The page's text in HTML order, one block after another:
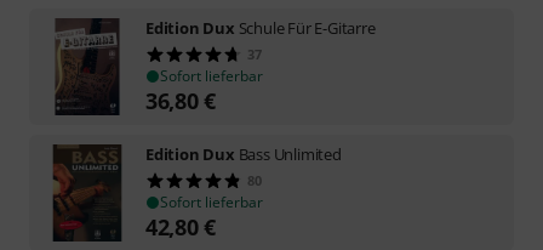
Edition Dux Schule Für E-Gitarre
37
Sofort lieferbar
36,80€
Edition Dux Bass Unlimited
80
Sofort lieferbar
42,80€